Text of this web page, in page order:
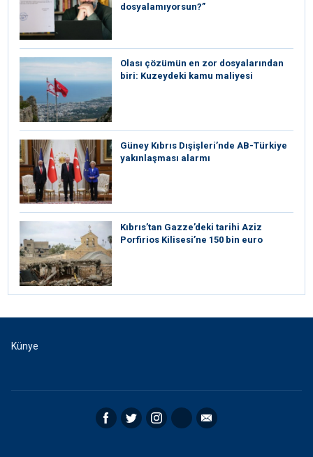
dosyalamıyorsun?”
Olası çözümün en zor dosyalarından
biri: Kuzeydeki kamu maliyesi
Güney Kıbrıs Dışişleri’nde AB-Türkiye
yakınlaşması alarmı
Kıbrıs’tan Gazze’deki tarihi Aziz
Porfirios Kilisesi’ne 150 bin euro
Künye
Facebook Twitter Instagram RSS